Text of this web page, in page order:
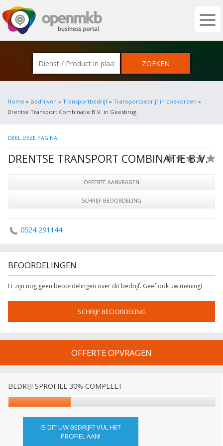
OPENMKB - DE ZAKELIJKE PORTAL
Home » Bedrijven » Transportbedrijf » Transportbedrijf in coevorden »
Drentse Transport Combinatie B.V. in Geesbrug
DEEL DEZE PAGINA
DRENTSE TRANSPORT COMBINATIE B.V.
OFFERTE AANVRAGEN
SCHRIJF BEOORDELING
0524 291144
BEOORDELINGEN
Er zijn nog geen beoordelingen over dit bedrijf. Geef ook uw mening!
SCHRIJF BEOORDELING
OFFERTE OPVRAGEN
BEDRIJFSPROFIEL 30% COMPLEET
IS DIT UW BEDRIJF? VUL HET
PROFIEL AAN!